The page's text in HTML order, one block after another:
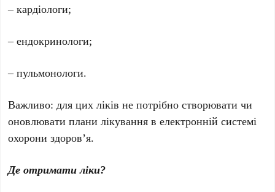
– кардіологи;
– ендокринологи;
– пульмонологи.
Важливо: для цих ліків не потрібно створювати чи
оновлювати плани лікування в електронній системі
охорони здоров’я.
Де отримати ліки?